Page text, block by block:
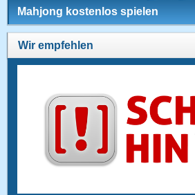
Mahjong kostenlos spielen
Wir empfehlen